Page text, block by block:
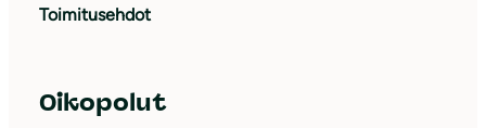
Toimitusehdot
Oikopolut